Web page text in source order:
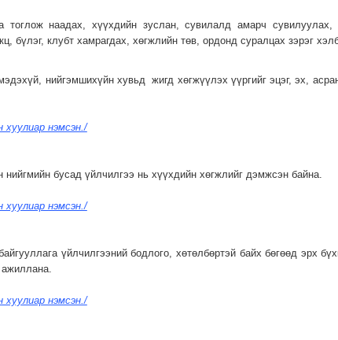
тоглож наадах, хүүхдийн зуслан, сувилалд амарч
бүлэг, клубт хамрагдах, хөгжлийн төв, ордонд суралцах зэрэг
нийгэмшихүйн хувьд жигд хөгжүүлэх үүргийг эцэг, эх,
хуулиар нэмсэн./
бусад үйлчилгээ нь хүүхдийн хөгжлийг дэмжсэн байна.
хуулиар нэмсэн./
үйлчилгээний бодлого, хөтөлбөртэй байх бөгөөд эрх
хуулиар нэмсэн./